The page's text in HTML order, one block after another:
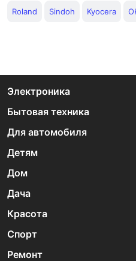
Roland Sindoh Kyocera
Электроника
Бытовая техника
Для автомобиля
Детям
Дом
Дача
Красота
Спорт
Ремонт